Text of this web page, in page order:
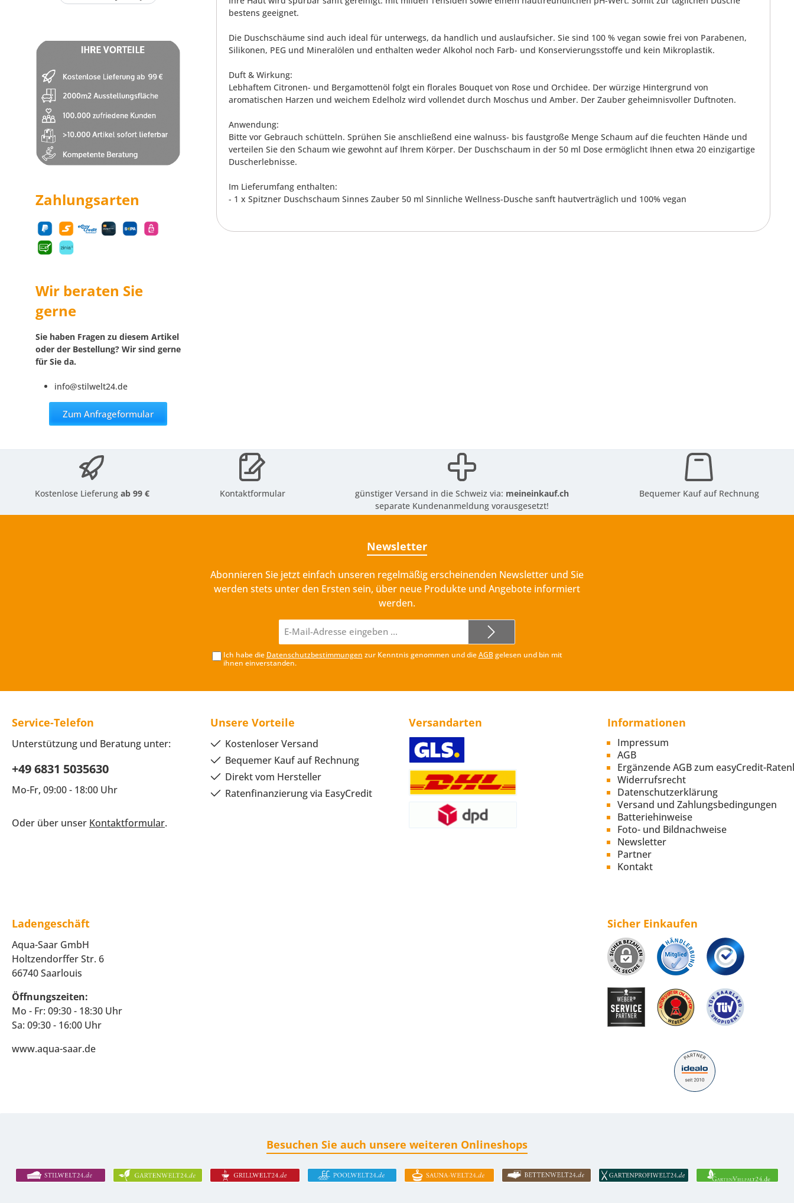
Zahlungsarten
Wir beraten Sie
gerne
Sie haben Fragen zu diesem Artikel
oder der Bestellung? Wir sind gerne
für Sie da.
info@stilwelt24.de
Zum Anfrageformular
bestens geeignet.
Die Duschschäume sind auch ideal für unterwegs, da handlich und auslaufsicher. Sie sind 100 % vegan sowie frei von Parabenen,
Silikonen, PEG und Mineralölen und enthalten weder Alkohol noch Farb- und Konservierungsstoffe und kein Mikroplastik.
Duft & Wirkung:
Lebhaftem Citronen- und Bergamottenöl folgt ein florales Bouquet von Rose und Orchidee. Der würzige Hintergrund von
aromatischen Harzen und weichem Edelholz wird vollendet durch Moschus und Amber. Der Zauber geheimnisvoller Duftnoten.
Anwendung:
Bitte vor Gebrauch schütteln. Sprühen Sie anschließend eine walnuss- bis faustgroße Menge Schaum auf die feuchten Hände und
verteilen Sie den Schaum wie gewohnt auf Ihrem Körper. Der Duschschaum in der 50 ml Dose ermöglicht Ihnen etwa 20 einzigartige
Duscherlebnisse.
Im Lieferumfang enthalten:
- 1 x Spitzner Duschschaum Sinnes Zauber 50 ml Sinnliche Wellness-Dusche sanft hautverträglich und 100% vegan
Kostenlose Lieferungab 99 € Kontaktformular günstiger Versand in die Schweiz via: meineinkauf.ch
separate Kundenanmeldung vorausgesetzt!
Bequemer Kauf auf Rechnung
Newsletter
Abonnieren Sie jetzt einfach unseren regelmäßig erscheinenden Newsletter und Sie
werden stets unter den Ersten sein, über neue Produkte und Angebote informiert
werden.
Mail-
Adresse*
Ich habe die Datenschutzbestimmungen zur Kenntnis genommen und dieAGBgelesen und bin mit
ihnen einverstanden.
Service-Telefon
Unterstützung und Beratung unter:
+49 6831 5035630
Mo-Fr, 09:00 - 18:00 Uhr
Oder über unser Kontaktformular.
Unsere Vorteile
Kostenloser Versand
Bequemer Kauf auf Rechnung
Direkt vom Hersteller
Ratenfinanzierung via EasyCredit
Versandarten Informationen
Impressum
AGB
Ergänzende AGB zum easyCredit-
Widerrufsrecht
Datenschutzerklärung
Versand und Zahlungsbedingungen
Batteriehinweise
Foto- und Bildnachweise
Newsletter
Partner
Kontakt
Ladengeschäft
Aqua-Saar GmbH
Holtzendorffer Str. 6
66740 Saarlouis
Öffnungszeiten:
Mo - Fr: 09:30 - 18:30 Uhr
Sa: 09:30 - 16:00 Uhr
www.aqua-saar.de
Sicher Einkaufen
Besuchen Sie auch unsere weiteren Onlineshops